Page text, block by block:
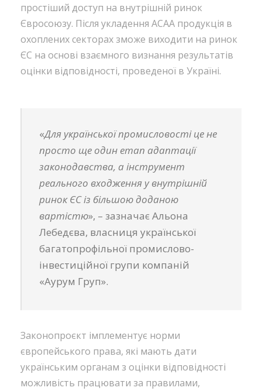
простіший доступ на внутрішній ринок
Євросоюзу. Після укладення АСАА продукція в
охоплених секторах зможе виходити на ринок
ЄС на основі взаємного визнання результатів
оцінки відповідності, проведеної в Україні.
«Для української промисловості це не
просто ще один етап адаптації
законодавства, а інструмент
реального входження у внутрішній
ринок ЄС із більшою доданою
вартістю», – зазначає Альона
Лебедєва, власниця української
багатопрофільної промислово-
інвестиційної групи компаній
«Аурум Груп».
Законопроєкт імплементує норми
європейського права, які мають дати
українським органам з оцінки відповідності
можливість працювати за правилами,